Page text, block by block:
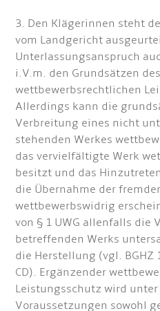
3. Den Klägerinnen steht
vom Landgericht
Unterlassungsanspruch
i.V.m. den Grundsätzen
wettbewerbsrechtlichen
Allerdings kann die
Verbreitung eines nicht
stehenden Werkes
das vervielfältigte Werk
besitzt und das
die Übernahme der
wettbewerbswidrig
von § 1 UWG allenfalls die
betreffenden Werks
die Herstellung (vgl. BGHZ
CD). Ergänzender
Leistungsschutz wird
Voraussetzungen sowohl